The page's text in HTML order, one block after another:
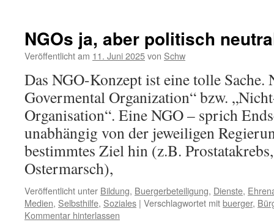
NGOs ja, aber politisch
Veröffentlicht am 11. Juni 2025von Schw
Das NGO-Konzept ist eine tolle Sache.
Govermental Organization“ bzw.
Organisation“. Eine NGO – sprich
unabhängig von der jeweiligen
bestimmtes Ziel hin (z.B.
Ostermarsch),
Veröffentlicht unter Bildung, Buergerbeteiligung, Dienste,
Medien, Selbsthilfe, Soziales | Verschlagwortet mitbuerger,
Kommentar hinterlassen